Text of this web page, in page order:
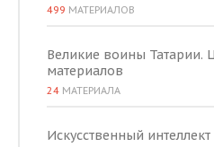
499 МАТЕРИАЛОВ
Великие воины Татарии.
материалов
24 МАТЕРИАЛА
Искусственный интеллект